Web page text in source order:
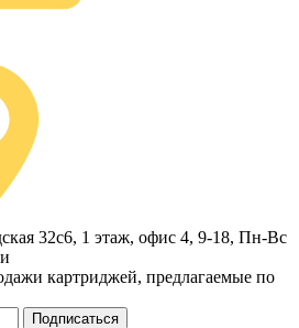
32с6, 1 этаж, офис 4, 9-18, Пн-Вс
картриджей, предлагаемые по
Подписаться